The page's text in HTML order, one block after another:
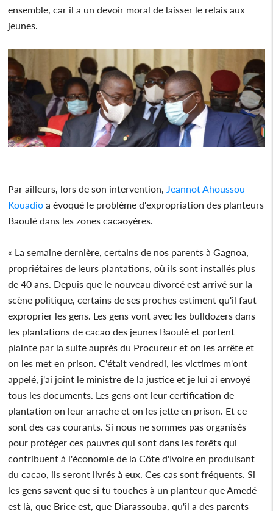
ensemble, car il a un devoir moral de laisser le relais aux
jeunes.
Par ailleurs, lors de son intervention,
Jeannot Ahoussou-
Kouadio a évoqué le problème d'expropriation des planteurs
Baoulé dans les zones cacaoyères.
« La semaine dernière, certains de nos parents à Gagnoa,
propriétaires de leurs plantations, où ils sont installés plus
de 40 ans. Depuis que le nouveau divorcé est arrivé sur la
scène politique, certains de ses proches estiment qu'il faut
exproprier les gens. Les gens vont avec les bulldozers dans
les plantations de cacao des jeunes Baoulé et portent
plainte par la suite auprès du Procureur et on les arrête et
on les met en prison. C'était vendredi, les victimes m'ont
appelé, j'ai joint le ministre de la justice et je lui ai envoyé
tous les documents. Les gens ont leur certification de
plantation on leur arrache et on les jette en prison. Et ce
sont des cas courants. Si nous ne sommes pas organisés
pour protéger ces pauvres qui sont dans les forêts qui
contribuent à l'économie de la Côte d'Ivoire en produisant
du cacao, ils seront livrés à eux. Ces cas sont fréquents. Si
les gens savent que si tu touches à un planteur que Amedé
est là, que Brice est, que Diarassouba, qu'il a des parents